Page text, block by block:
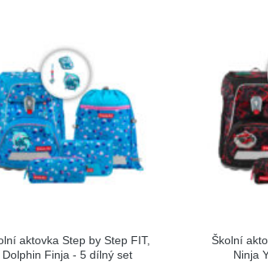
aktovka Step by Step FIT,
Dolphin Finja - 5 dílný set
Školní
Ninja